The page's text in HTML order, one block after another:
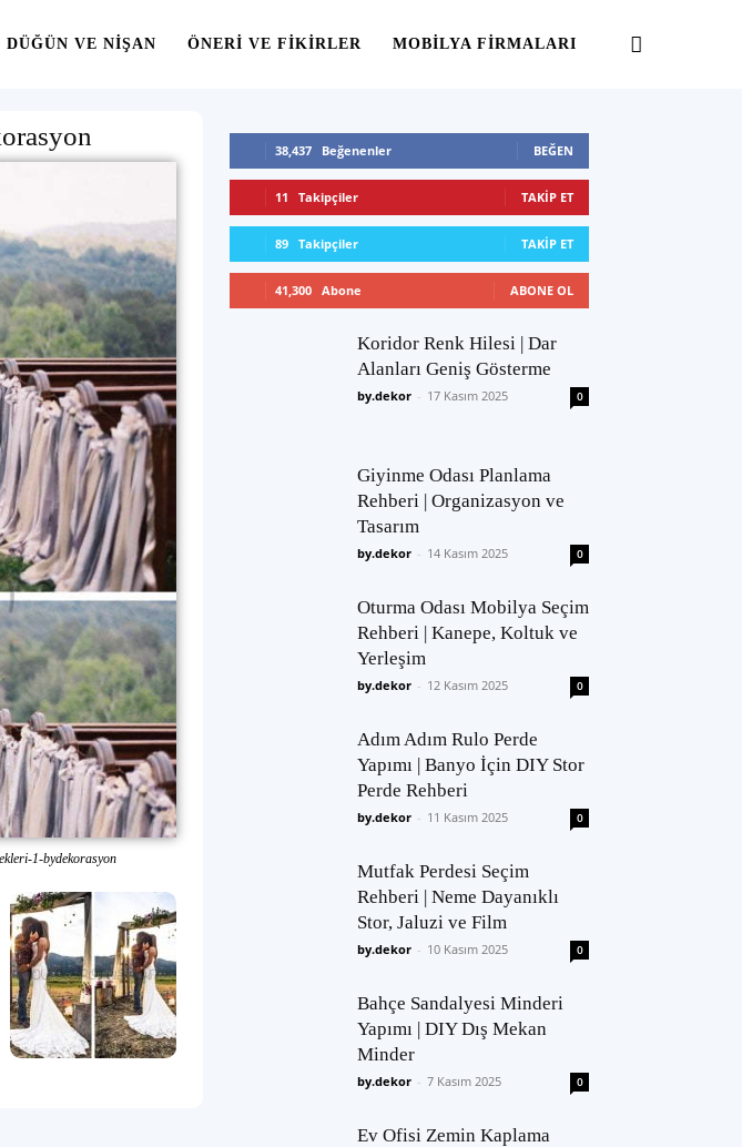
DÜĞÜN VE NIŞAN ÖNERI VE FIKIRLER MOBILYA FIRMALARI
1-bydekorasyon
38,437 Beğenenler BEĞEN
11 Takipçiler TAKIP ET
89 Takipçiler TAKIP ET
41,300 Abone ABONE OL
Koridor Renk Hilesi | Dar
Alanları Geniş Gösterme
by.dekor - 17 Kasım 2025 0
Giyinme Odası Planlama
Rehberi | Organizasyon ve
Tasarım
by.dekor - 14 Kasım 2025 0
Oturma Odası Mobilya Seçim
Rehberi | Kanepe, Koltuk ve
Yerleşim
by.dekor - 12 Kasım 2025 0
Adım Adım Rulo Perde
Yapımı | Banyo İçin DIY Stor
Perde Rehberi
by.dekor - 11 Kasım 2025 0
Mutfak Perdesi Seçim
Rehberi | Neme Dayanıklı
Stor, Jaluzi ve Film
by.dekor - 10 Kasım 2025 0
Bahçe Sandalyesi Minderi
Yapımı | DIY Dış Mekan
Minder
by.dekor - 7 Kasım 2025 0
Ev Ofisi Zemin Kaplama